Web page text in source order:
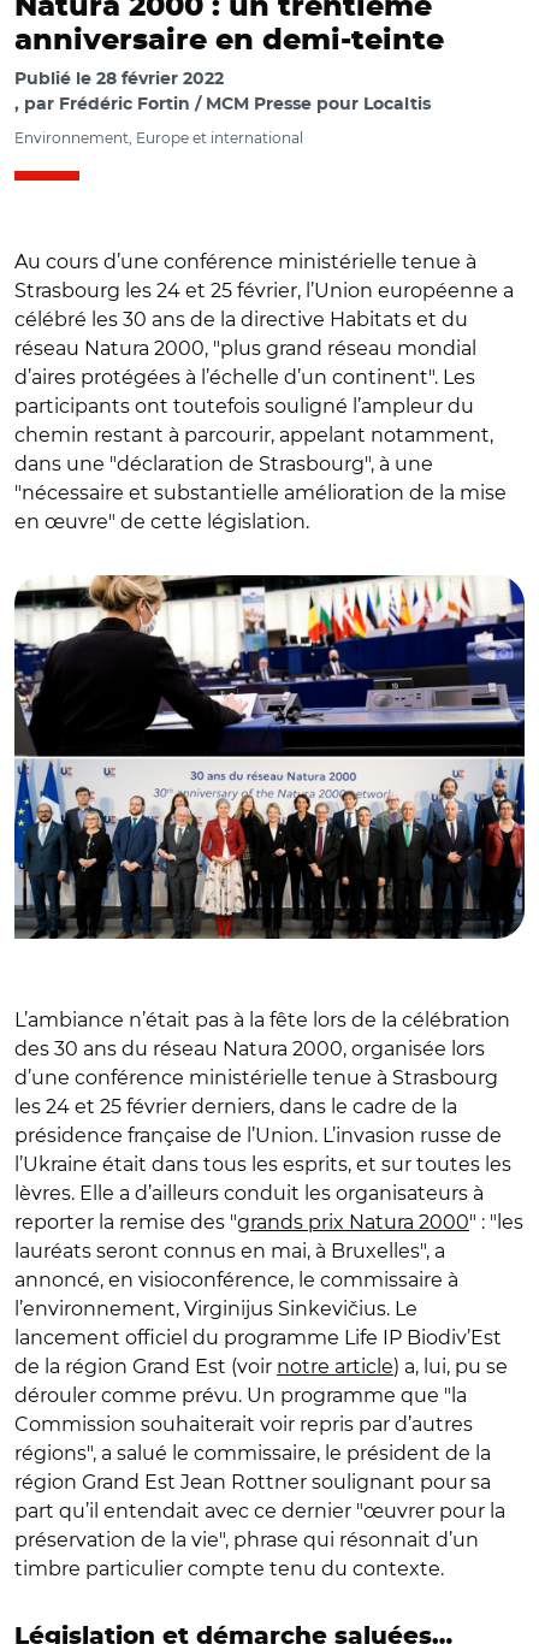
Natura 2000 : un trentième
anniversaire en demi-teinte
Publié le 28 février 2022
par Frédéric Fortin / MCM Presse pour Localtis
Environnement, Europe et international
Au cours d’une conférence ministérielle tenue à
Strasbourg les 24 et 25 février, l’Union européenne a
célébré les 30 ans de la directive Habitats et du
réseau Natura 2000, "plus grand réseau mondial
d’aires protégées à l’échelle d’un continent". Les
participants ont toutefois souligné l’ampleur du
chemin restant à parcourir, appelant notamment,
dans une "déclaration de Strasbourg", à une
"nécessaire et substantielle amélioration de la mise
en œuvre" de cette législation.
L’ambiance n’était pas à la fête lors de la célébration
des 30 ans du réseau Natura 2000, organisée lors
d’une conférence ministérielle tenue à Strasbourg
les 24 et 25 février derniers, dans le cadre de la
présidence française de l’Union. L’invasion russe de
l’Ukraine était dans tous les esprits, et sur toutes les
lèvres. Elle a d’ailleurs conduit les organisateurs à
reporter la remise des "grands prix Natura 2000" : "les
lauréats seront connus en mai, à Bruxelles", a
annoncé, en visioconférence, le commissaire à
l’environnement, Virginijus Sinkevičius. Le
lancement officiel du programme Life IP Biodiv’Est
de la région Grand Est (voir notre article) a, lui, pu se
dérouler comme prévu. Un programme que "la
Commission souhaiterait voir repris par d’autres
régions", a salué le commissaire, le président de la
région Grand Est Jean Rottner soulignant pour sa
part qu’il entendait avec ce dernier "œuvrer pour la
préservation de la vie", phrase qui résonnait d’un
timbre particulier compte tenu du contexte.
Législation et démarche saluées…